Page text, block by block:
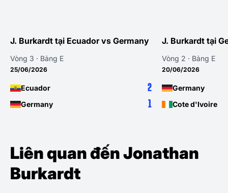
J. Burkardt tại Ecuador vs Germany
Vòng 3 · Bảng E
25/06/2026
Ecuador 2
Germany 1
J. Burkardt tại
Vòng 2 · Bảng E
20/06/2026
Germany
Cote d'Ivoire
Liên quan đến Jonathan
Burkardt